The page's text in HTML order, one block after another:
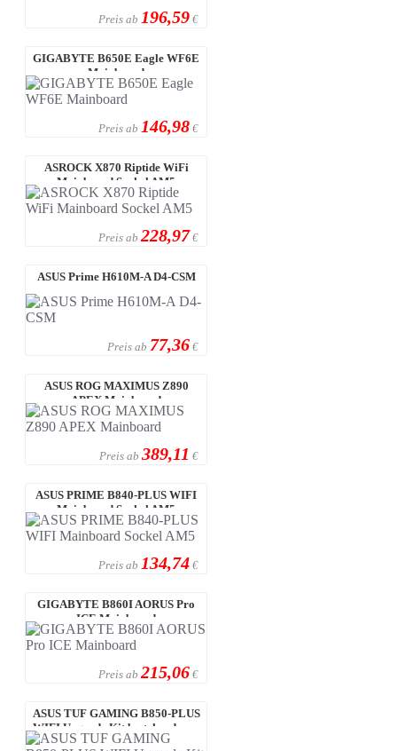
Preis ab 196,59 €
GIGABYTE B650E Eagle WF6E
Mainboard
Preis ab 146,98 €
ASROCK X870 Riptide WiFi
Mainboard Sockel AM5
Preis ab 228,97 €
ASUS Prime H610M-A D4-CSM
Preis ab 77,36 €
ASUS ROG MAXIMUS Z890
APEX Mainboard
Preis ab 389,11 €
ASUS PRIME B840-PLUS WIFI
Mainboard Sockel AM5
Preis ab 134,74 €
GIGABYTE B860I AORUS Pro
ICE Mainboard
Preis ab 215,06 €
ASUS TUF GAMING B850-PLUS
WIFI Upgrade Kit bestehend aus:
Mainbo ...